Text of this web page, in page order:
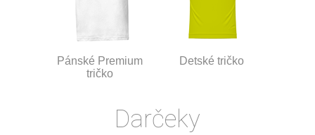
Pánské Premium
tričko
Detské tričko
Darčeky